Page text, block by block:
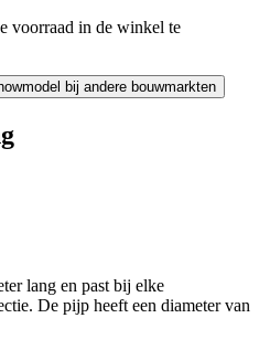
voorraad in de winkel te
bij andere bouwmarkten
lang en past bij elke
De pijp heeft een diameter van